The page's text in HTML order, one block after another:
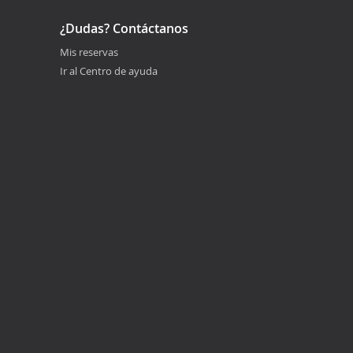
¿Dudas? Contáctanos
Mis reservas
Ir al Centro de ayuda